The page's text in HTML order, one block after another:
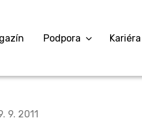
Podpora Kariéra
9. 2011